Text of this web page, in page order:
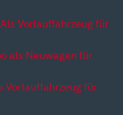
Vorlauffahrzeug für
als Neuwagen für
Vorlauffahrzeug für